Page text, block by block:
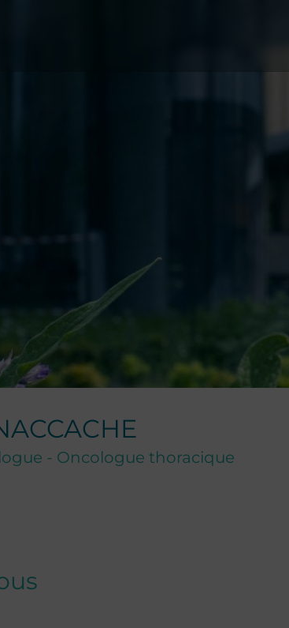
- Oncologue thoracique